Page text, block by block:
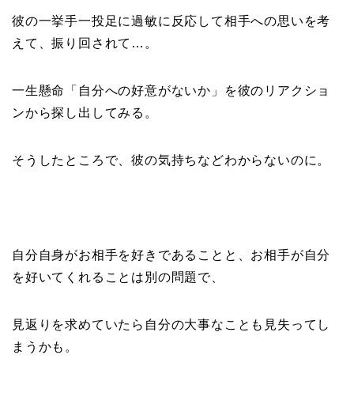
彼の一挙手一投足に過敏に反応して相手への思いを考
えて、振り回されて…。
一生懸命「自分への好意がないか」を彼のリアクショ
ンから探し出してみる。
そうしたところで、彼の気持ちなどわからないのに。
自分自身がお相手を好きであることと、お相手が自分
を好いてくれることは別の問題で、
見返りを求めていたら自分の大事なことも見失ってし
まうかも。